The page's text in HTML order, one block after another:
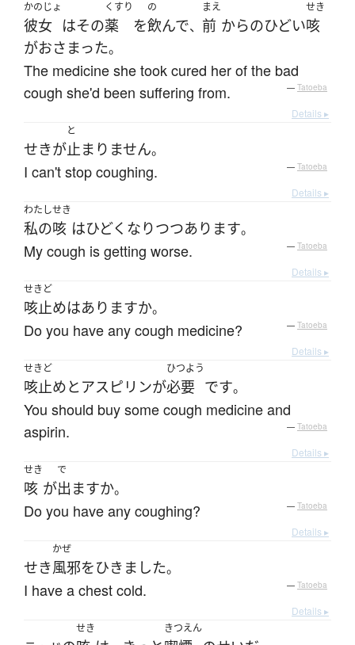
かのじょ
彼女 はその
くすり
薬 を
の
飲んで、
まえ
前 からのひどい
せき
咳
がおさまった。
The medicine she took cured her of the bad
cough she'd been suffering from.
— Tatoeba
Details ▸
せきが
と
止まりません。
I can't stop coughing. — Tatoeba
Details ▸
わたし
私の
せき
咳 はひどく なりつつあります。
My cough is getting worse. — Tatoeba
Details ▸
せきど
咳止めはありますか。
Do you have any cough medicine? — Tatoeba
Details ▸
せきど
咳止めとアスピリンが
ひつよう
必要 です。
You should buy some cough medicine and
aspirin.
— Tatoeba
Details ▸
せき
咳 が
で
出ますか。
Do you have any coughing? — Tatoeba
Details ▸
せき
かぜ
風邪をひきました。
I have a chest cold. — Tatoeba
Details ▸
せき きつえん